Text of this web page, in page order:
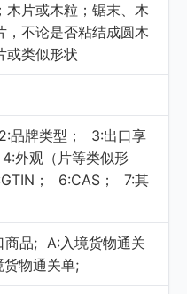
木片或木粒；锯末、木
，不论是否粘结成圆木
或类似形状
2:品牌类型；
3:出口享
4:外观（片等类似形
； 6:CAS；
7:其
商品; A:入境货物通关
货物通关单;